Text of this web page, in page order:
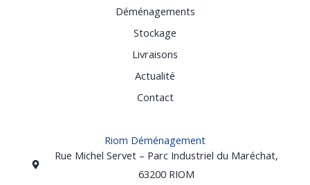
Déménagements
Stockage
Livraisons
Actualité
Contact
Riom Déménagement
Rue Michel Servet – Parc Industriel du Maréchat,
63200 RIOM